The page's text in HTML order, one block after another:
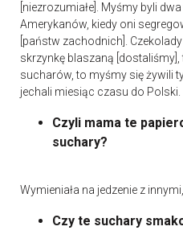
[niezrozumiałe]. Myśmy byli
Amerykanów, kiedy oni
[państw zachodnich].
skrzynkę blaszaną [dostaliśmy],
sucharów, to myśmy się żywili
jechali miesiąc czasu do Polski.
Czyli mama te
suchary?
Wymieniała na jedzenie z
Czy te suchary